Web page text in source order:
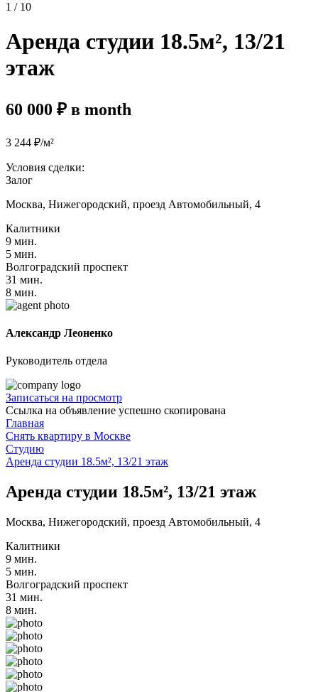
1 / 10
Аренда студии 18.5м², 13/21
этаж
60 000 ₽ в month
3 244 ₽/м²
Условия сделки:
Залог
Москва, Нижегородский, проезд Автомобильный, 4
Калитники
9 мин.
5 мин.
Волгоградский проспект
31 мин.
8 мин.
Александр Леоненко
Руководитель отдела
Записаться на просмотр
Ссылка на объявление успешно скопирована
Главная
Снять квартиру в Москве
Студию
Аренда студии 18.5м², 13/21 этаж
Аренда студии 18.5м², 13/21 этаж
Москва, Нижегородский, проезд Автомобильный, 4
Калитники
9 мин.
5 мин.
Волгоградский проспект
31 мин.
8 мин.